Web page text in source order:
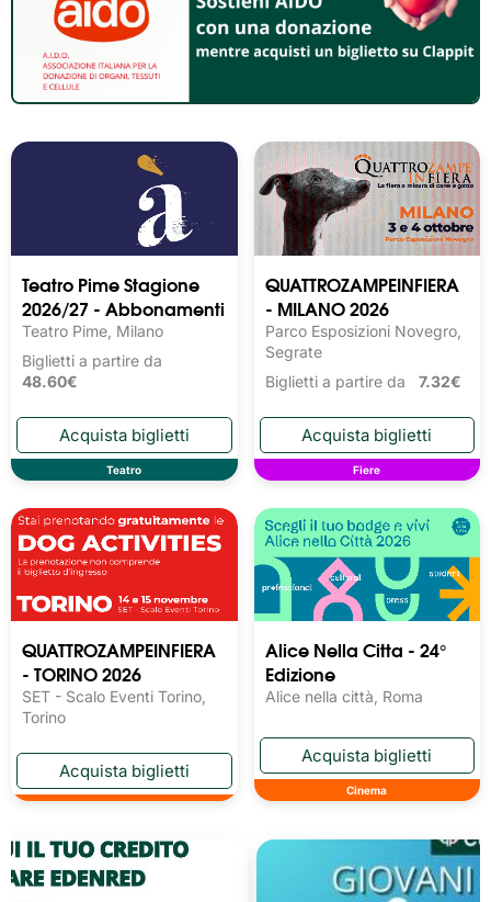
Teatro Pime Stagione
2026/27 - Abbonamenti
Teatro Pime, Milano
Biglietti a partire da
48.60€
Teatro
QUATTROZAMPEINFIERA
- MILANO 2026
Parco Esposizioni Novegro,
Segrate
Biglietti a partire da 7.32€
Fiere
QUATTROZAMPEINFIERA
- TORINO 2026
SET - Scalo Eventi Torino,
Torino
Alice Nella Citta - 24°
Edizione
Alice nella città, Roma
Cinema